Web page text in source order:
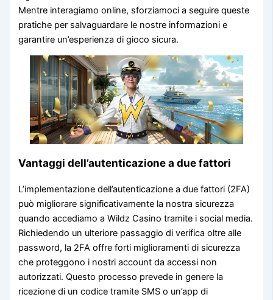
Mentre interagiamo online, sforziamoci a seguire queste
pratiche per salvaguardare le nostre informazioni e
garantire un’esperienza di gioco sicura.
Vantaggi dell’autenticazione a due fattori
L’implementazione dell’autenticazione a due fattori (2FA)
può migliorare significativamente la nostra sicurezza
quando accediamo a Wildz Casino tramite i social media.
Richiedendo un ulteriore passaggio di verifica oltre alle
password, la 2FA offre forti miglioramenti di sicurezza
che proteggono i nostri account da accessi non
autorizzati. Questo processo prevede in genere la
ricezione di un codice tramite SMS o un’app di